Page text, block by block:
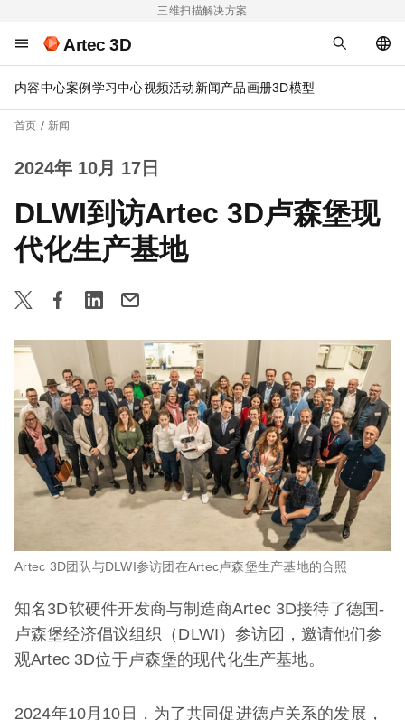
三维扫描解决方案
Artec 3D
内容中心案例 学习中心视频活动新闻产品画册3D模型
首页 新闻
2024年 10月 17日
DLWI到访Artec 3D卢森堡现
代化生产基地
Artec 3D团队与DLWI参访团在Artec卢森堡生产基地的合照
知名3D软硬件开发商与制造商Artec 3D接待了德国-
卢森堡经济倡议组织（DLWI）参访团，邀请他们参
观Artec 3D位于卢森堡的现代化生产基地。
2024年10月10日，为了共同促进德卢关系的发展，